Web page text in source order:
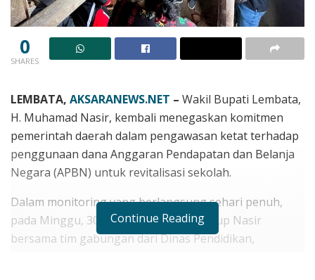
0
SHARES
LEMBATA, AKSARANEWS.NET – Wakil Bupati Lembata,
H. Muhamad Nasir, kembali menegaskan komitmen
pemerintah daerah dalam pengawasan ketat terhadap
penggunaan dana Anggaran Pendapatan dan Belanja
Negara (APBN) untuk revitalisasi sekolah.
Dalam monitoring yang berlangsung sehari penuh,
pada Minggu, 30 November 2025, Wabup Nasir
bersama tim gabungan dari Dinas Pendidikan,
Continue Reading